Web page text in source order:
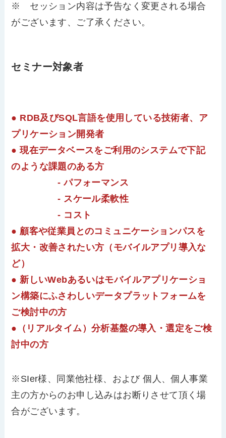
※ セッション内容は予告なく変更される場合
がございます、ご了承ください。
セミナー対象者
● RDB及びSQL言語を使用している技術者、ア
プリケーション開発者
● 現在データベースをご利用のシステムで下記
のような課題のある方
- パフォーマンス
- スケール柔軟性
- コスト
● 顧客や従業員とのコミュニケーションパスを
拡大・改善されたい方（モバイルアプリ導入な
ど）
● 新しいWebあるいはモバイルアプリケーショ
ン構築にふさわしいデータプラットフォームを
ご検討中の方
●（リアルタイム）分析基盤の導入・選定をご検
討中の方
※SIer様、同業他社様、および 個人、個人事業
主の方からのお申し込みはお断りさせて頂く場
合がございます。